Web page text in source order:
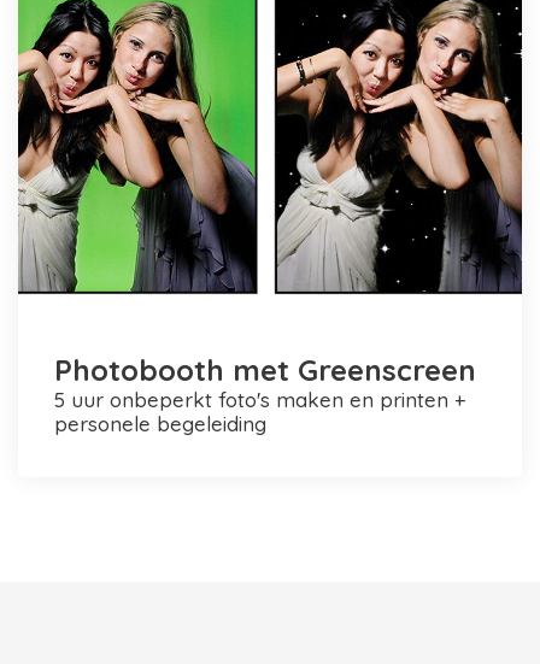
Photobooth met Greenscreen
5 uur onbeperkt foto's maken en printen +
personele begeleiding